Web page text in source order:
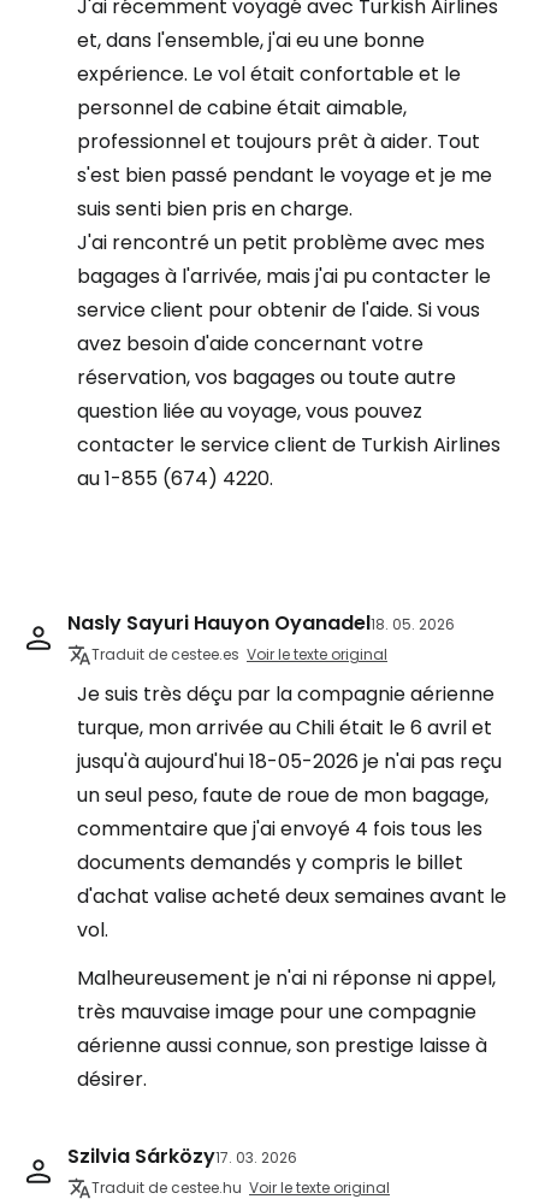
J'ai récemment voyagé avec Turkish Airlines
et, dans l'ensemble, j'ai eu une bonne
expérience. Le vol était confortable et le
personnel de cabine était aimable,
professionnel et toujours prêt à aider. Tout
s'est bien passé pendant le voyage et je me
suis senti bien pris en charge.
J'ai rencontré un petit problème avec mes
bagages à l'arrivée, mais j'ai pu contacter le
service client pour obtenir de l'aide. Si vous
avez besoin d'aide concernant votre
réservation, vos bagages ou toute autre
question liée au voyage, vous pouvez
contacter le service client de Turkish Airlines
au 1-855 (674) 4220.
Nasly Sayuri Hauyon Oyanadel18. 05. 2026
Traduit de cestee.es Voir le texte original
Je suis très déçu par la compagnie aérienne
turque, mon arrivée au Chili était le 6 avril et
jusqu'à aujourd'hui 18-05-2026 je n'ai pas reçu
un seul peso, faute de roue de mon bagage,
commentaire que j'ai envoyé 4 fois tous les
documents demandés y compris le billet
d'achat valise acheté deux semaines avant le
vol.
Malheureusement je n'ai ni réponse ni appel,
très mauvaise image pour une compagnie
aérienne aussi connue, son prestige laisse à
désirer.
Szilvia Sárközy17. 03. 2026
Traduit de cestee.hu Voir le texte original